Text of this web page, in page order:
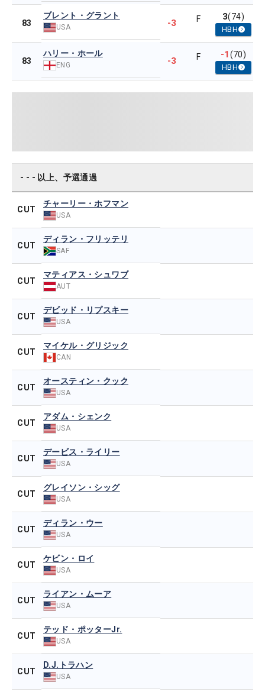
83
ブレント・グラント
USA -3 F 3(74)
HBH
83
ハリー・ホール
ENG -3 F -1(70)
HBH
- - - 以上、予選通過
CUT
チャーリー・ホフマン
USA
CUT
ディラン・フリッテリ
SAF
CUT
マティアス・シュワブ
AUT
CUT
デビッド・リプスキー
USA
CUT
マイケル・グリジック
CAN
CUT
オースティン・クック
USA
CUT
アダム・シェンク
USA
CUT
デービス・ライリー
USA
CUT
グレイソン・シッグ
USA
CUT
ディラン・ウー
USA
CUT
ケビン・ロイ
USA
CUT
ライアン・ムーア
USA
CUT
テッド・ポッターJr.
USA
CUT
D.J.トラハン
USA